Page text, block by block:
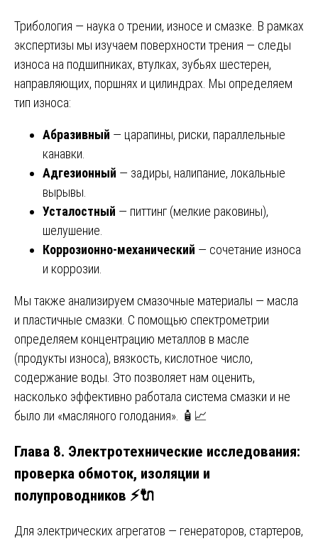
Трибология — наука о трении, износе и смазке. В рамках
экспертизы мы изучаем поверхности трения — следы
износа на подшипниках, втулках, зубьях шестерен,
направляющих, поршнях и цилиндрах. Мы определяем
тип износа:
Абразивный — царапины, риски, параллельные
канавки.
Адгезионный — задиры, налипание, локальные
вырывы.
Усталостный — питтинг (мелкие раковины),
шелушение.
Коррозионно-механический — сочетание износа
и коррозии.
Мы также анализируем смазочные материалы — масла
и пластичные смазки. С помощью спектрометрии
определяем концентрацию металлов в масле
(продукты износа), вязкость, кислотное число,
содержание воды. Это позволяет нам оценить,
насколько эффективно работала система смазки и не
было ли «масляного голодания». 🧴📈
Глава 8. Электротехнические исследования:
проверка обмоток, изоляции и
полупроводников ⚡🔌
Для электрических агрегатов — генераторов, стартеров,